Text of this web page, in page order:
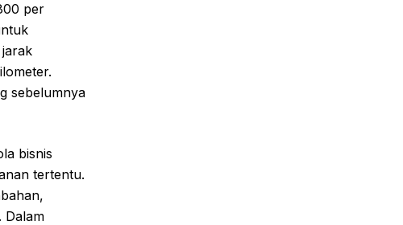
per
sebelumnya
bisnis
tertentu.
Dalam